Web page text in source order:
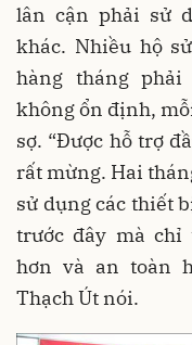
lân cận phải sử
khác. Nhiều hộ
hàng tháng
không ổn định,
sợ. “Được hỗ trợ
rất mừng. Hai
sử dụng các thiết
trước đây mà chỉ
hơn và an toàn
Thạch Út nói.